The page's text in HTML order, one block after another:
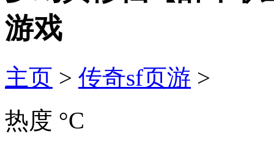
游戏
主页 > 传奇sf页游 >
热度 °C